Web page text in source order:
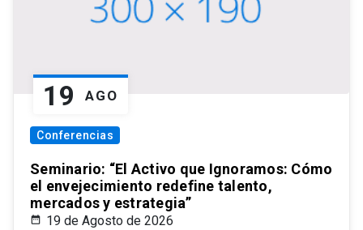
19 AGO
Conferencias
Seminario: “El Activo que Ignoramos: Cómo
el envejecimiento redefine talento,
mercados y estrategia”
19 de Agosto de 2026